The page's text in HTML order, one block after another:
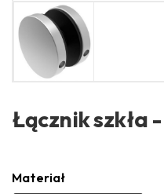
Łącznik szkła
Materiał